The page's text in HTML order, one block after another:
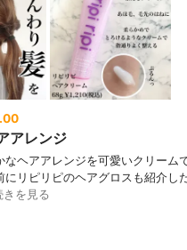
アレンジ
なヘアアレンジを可愛いクリーム
にリピリピのヘアグロスも紹介し
きを見る